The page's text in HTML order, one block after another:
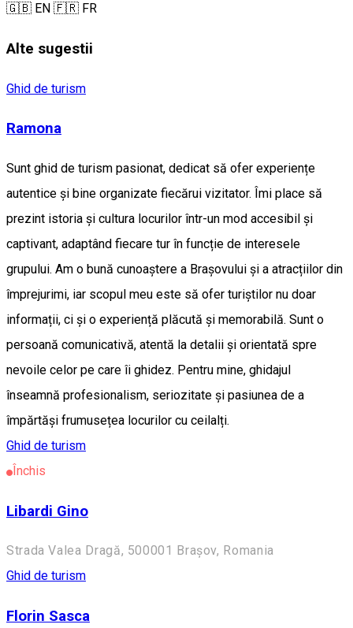
🇬🇧 EN 🇫🇷 FR
Alte sugestii
Ghid de turism
Ramona
Sunt ghid de turism pasionat, dedicat să ofer experiențe
autentice și bine organizate fiecărui vizitator. Îmi place să
prezint istoria și cultura locurilor într-un mod accesibil și
captivant, adaptând fiecare tur în funcție de interesele
grupului. Am o bună cunoaștere a Brașovului și a atracțiilor din
împrejurimi, iar scopul meu este să ofer turiștilor nu doar
informații, ci și o experiență plăcută și memorabilă. Sunt o
persoană comunicativă, atentă la detalii și orientată spre
nevoile celor pe care îi ghidez. Pentru mine, ghidajul
înseamnă profesionalism, seriozitate și pasiunea de a
împărtăși frumusețea locurilor cu ceilalți.
Ghid de turism
Închis
Libardi Gino
Strada Valea Dragă, 500001 Brașov, Romania
Ghid de turism
Florin Sasca